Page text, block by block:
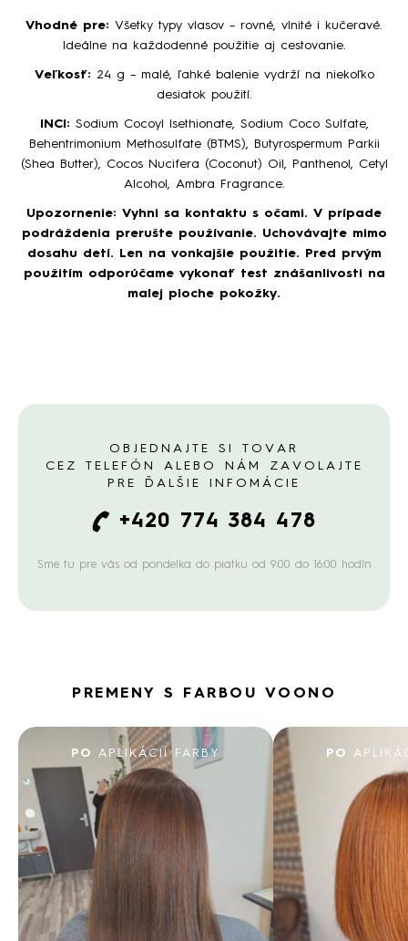
Vhodné pre: Všetky typy vlasov – rovné, vlnité i kučeravé.
Ideálne na každodenné použitie aj cestovanie.
Veľkosť: 24 g – malé, ľahké balenie vydrží na niekoľko
desiatok použití.
INCI: Sodium Cocoyl Isethionate, Sodium Coco Sulfate,
Behentrimonium Methosulfate (BTMS), Butyrospermum Parkii
(Shea Butter), Cocos Nucifera (Coconut) Oil, Panthenol, Cetyl
Alcohol, Ambra Fragrance.
Upozornenie: Vyhni sa kontaktu s očami. V prípade
podráždenia prerušte používanie. Uchovávajte mimo
dosahu detí. Len na vonkajšie použitie. Pred prvým
použitím odporúčame vykonať test znášanlivosti na
malej ploche pokožky.
OBJEDNAJTE SI TOVAR
CEZ TELEFÓN ALEBO NÁM ZAVOLAJTE
PRE ĎALŠIE INFOMÁCIE
+420 774 384 478
Sme tu pre vás od pondelka do piatku od 9:00 do 16:00 hodín
PREMENY S FARBOU VOONO
PO APLIKÁCIÍ FARBY PO